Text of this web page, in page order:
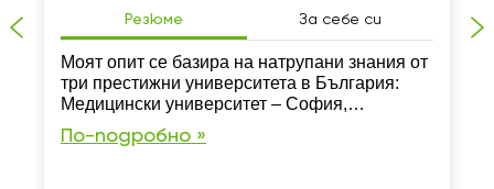
Резюме За себе си
Моят опит се базира на натрупани знания от
три престижни университета в България:
Медицински университет – София,
Софийски университет „Св. Климент
Охридски“ и ЮЗУ „Неофит Рилски“. ПКС: III
По-подробно »